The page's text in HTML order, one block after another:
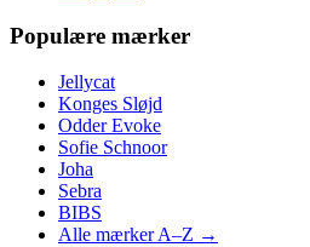
Populære mærker
Jellycat
Konges Sløjd
Odder Evoke
Sofie Schnoor
Joha
Sebra
BIBS
Alle mærker A–Z →